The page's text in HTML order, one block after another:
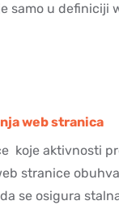
samo u definiciji
web stranica
koje aktivnosti
stranice
se osigura